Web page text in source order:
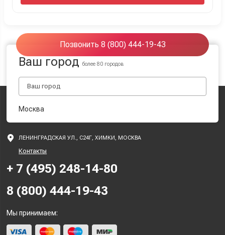
Позвонить 8 (800) 444-19-43
Ваш городболее 80 городов
Москва
ЛЕНИНГРАДСКАЯ УЛ., С24Г, ХИМКИ, МОСКВА
Контакты
+ 7 (495) 248-14-80
8 (800) 444-19-43
Мы принимаем: